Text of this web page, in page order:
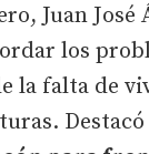
Juan
los
la falta de